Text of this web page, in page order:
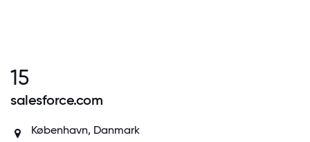
15
salesforce.com
København, Danmark